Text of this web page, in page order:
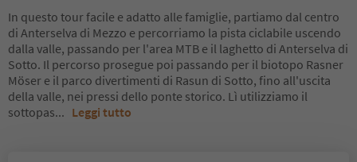
In questo tour facile e adatto alle famiglie, partiamo dal centro
di Anterselva di Mezzo e percorriamo la pista ciclabile uscendo
dalla valle, passando per l'area MTB e il laghetto di Anterselva di
Sotto. Il percorso prosegue poi passando per il biotopo Rasner
Möser e il parco divertimenti di Rasun di Sotto, fino all'uscita
della valle, nei pressi dello ponte storico. Lì utilizziamo il
sottopas... Leggi tutto